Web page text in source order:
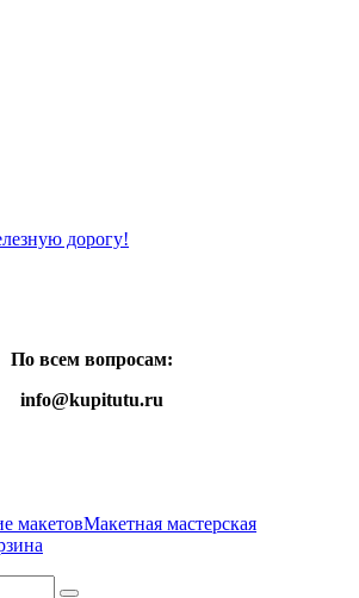
По всем вопросам:
info@kupitutu.ru
макетовМакетная мастерская